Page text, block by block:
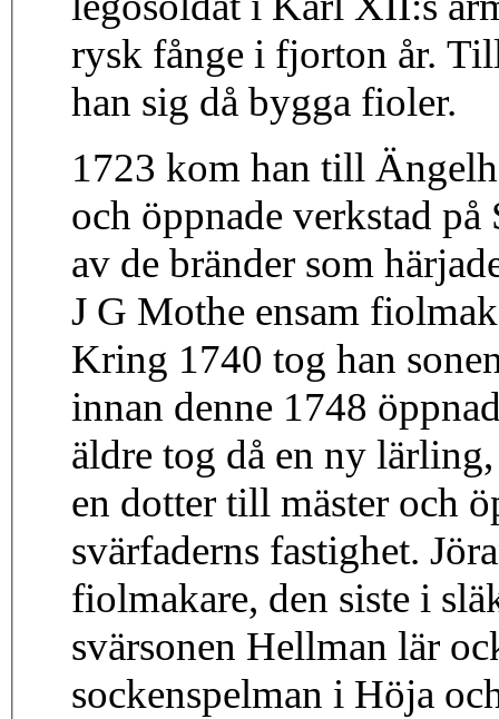
rysk fånge i fjorton år.
han sig då bygga fioler.
1723 kom han till
och öppnade verkstad på
av de bränder som
J G Mothe ensam
Kring 1740 tog han
innan denne 1748
äldre tog då en ny
en dotter till mäster och
svärfaderns fastighet.
fiolmakare, den siste i
svärsonen Hellman lär
sockenspelman i Höja